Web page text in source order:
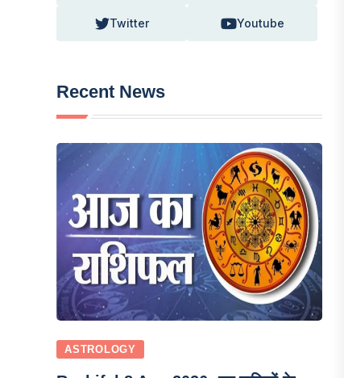
Twitter Youtube
Recent News
ASTROLOGY